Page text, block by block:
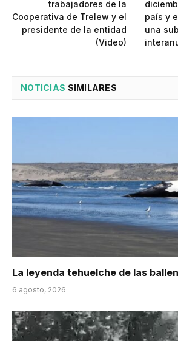
trabajadores de la
Cooperativa de Trelew y el
presidente de la entidad
(Video)
país y
una
NOTICIAS SIMILARES
La leyenda tehuelche de las
6 agosto, 2026